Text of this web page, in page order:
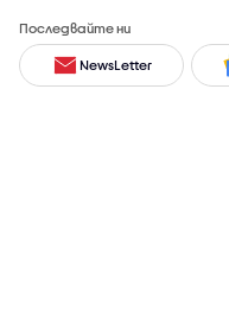
Последвайте ни
NewsLetter